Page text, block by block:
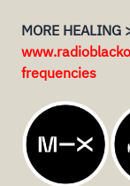
MORE HEALING
frequencies